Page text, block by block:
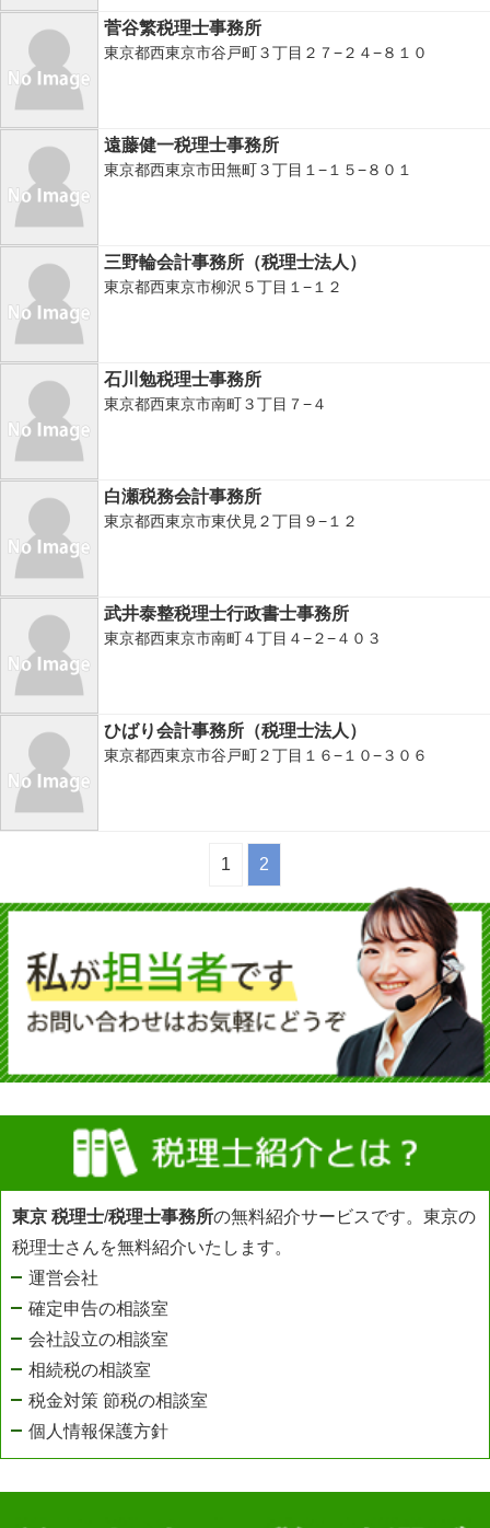
菅谷繁税理士事務所
東京都西東京市谷戸町３丁目２７−２４−８１０
遠藤健一税理士事務所
東京都西東京市田無町３丁目１−１５−８０１
三野輪会計事務所（税理士法人）
東京都西東京市柳沢５丁目１−１２
石川勉税理士事務所
東京都西東京市南町３丁目７−４
白瀬税務会計事務所
東京都西東京市東伏見２丁目９−１２
武井泰整税理士行政書士事務所
東京都西東京市南町４丁目４−２−４０３
ひばり会計事務所（税理士法人）
東京都西東京市谷戸町２丁目１６−１０−３０６
1 2
東京 税理士/税理士事務所の無料紹介サービスです。東京の
税理士さんを無料紹介いたします。
運営会社
確定申告の相談室
会社設立の相談室
相続税の相談室
税金対策 節税の相談室
個人情報保護方針